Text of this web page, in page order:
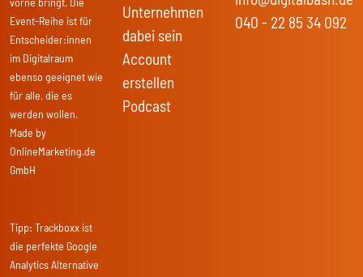
Event-Reihe ist für
Entscheider:innen
im Digitalraum
ebenso geeignet wie
für alle, die es
werden wollen.
Made by
OnlineMarketing.de
GmbH
Tipp: Trackboxx ist
die perfekte Google
Analytics Alternative
Unternehmen
dabei sein
Account
erstellen
Podcast
040 - 22 85 34 092